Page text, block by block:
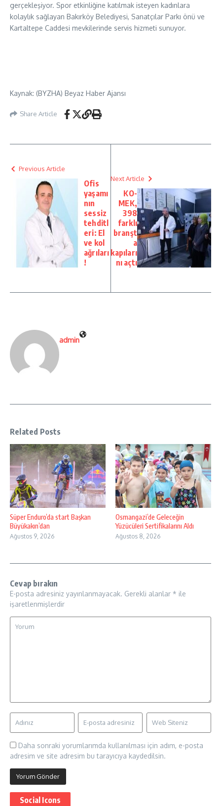
gerçekleşiyor. Spor etkinliğine katılmak isteyen kadınlara
kolaylık sağlayan Bakırköy Belediyesi, Sanatçılar Parkı önü ve
Kartaltepe Caddesi mevkilerinde servis hizmeti sunuyor.
Kaynak: (BYZHA) Beyaz Haber Ajansı
Share Article
Previous Article
Ofis
yaşamı
nın
sessiz
tehditl
eri: El
ve kol
ağrıları
!
Next Article
KO-
MEK,
398
farklı
branşt
a
kapıları
nı açtı
admin
Related Posts
Süper Enduro’da start Başkan
Büyükakın’dan
Ağustos 9, 2026
Osmangazi’de Geleceğin
Yüzücüleri Sertifikalarını Aldı
Ağustos 8, 2026
Cevap bırakın
E-posta adresiniz yayınlanmayacak. Gerekli alanlar * ile
işaretlenmişlerdir
Daha sonraki yorumlarımda kullanılması için adım, e-posta
adresim ve site adresim bu tarayıcıya kaydedilsin.
Social Icons